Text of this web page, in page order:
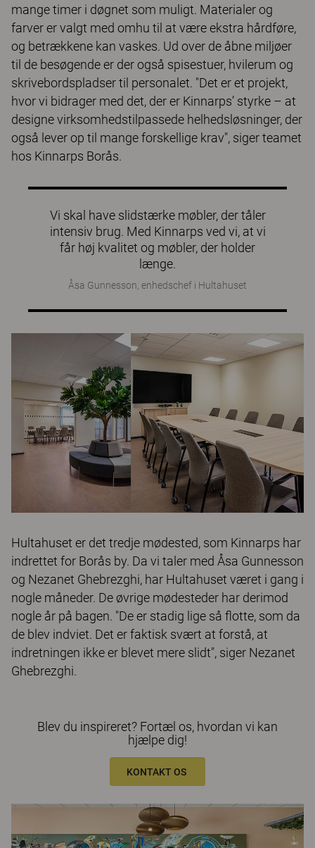
mange timer i døgnet som muligt. Materialer og
farver er valgt med omhu til at være ekstra hårdføre,
og betrækkene kan vaskes. Ud over de åbne miljøer
til de besøgende er der også spisestuer, hvilerum og
skrivebordspladser til personalet. "Det er et projekt,
hvor vi bidrager med det, der er Kinnarps’ styrke – at
designe virksomhedstilpassede helhedsløsninger, der
også lever op til mange forskellige krav", siger teamet
hos Kinnarps Borås.
Vi skal have slidstærke møbler, der tåler
intensiv brug. Med Kinnarps ved vi, at vi
får høj kvalitet og møbler, der holder
længe.
Åsa Gunnesson, enhedschef i Hultahuset
Hultahuset er det tredje mødested, som Kinnarps har
indrettet for Borås by. Da vi taler med Åsa Gunnesson
og Nezanet Ghebrezghi, har Hultahuset været i gang i
nogle måneder. De øvrige mødesteder har derimod
nogle år på bagen. "De er stadig lige så flotte, som da
de blev indviet. Det er faktisk svært at forstå, at
indretningen ikke er blevet mere slidt", siger Nezanet
Ghebrezghi.
Blev du inspireret? Fortæl os, hvordan vi kan
hjælpe dig!
KONTAKT OS